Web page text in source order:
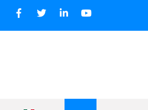
DIFUNDE NOTICIAS